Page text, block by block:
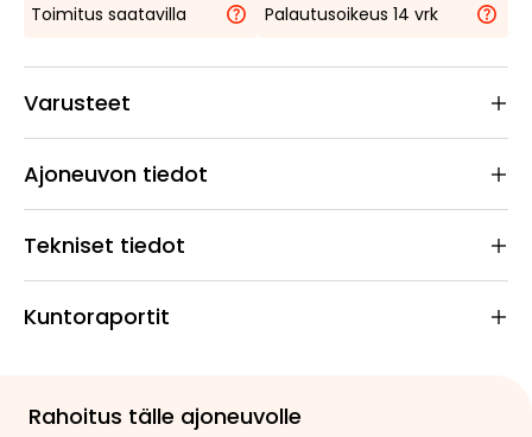
Toimitus saatavilla
Palautusoikeus 14 vrk
Varusteet
Ajoneuvon tiedot
Tekniset tiedot
Kuntoraportit
Rahoitus tälle ajoneuvolle